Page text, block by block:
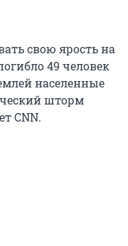
свою ярость на
49 человек
населенные
шторм
CNN.